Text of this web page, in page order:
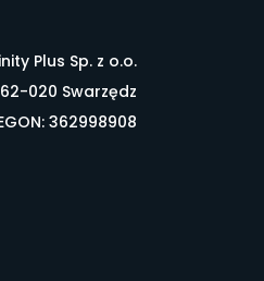
Plus Sp. z o.o.
020 Swarzędz
362998908